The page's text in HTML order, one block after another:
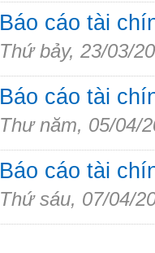
Báo cáo tài
Thứ bảy, 23/03/
Báo cáo tài
Thư năm, 05/04/
Báo cáo tài
Thứ sáu, 07/04/